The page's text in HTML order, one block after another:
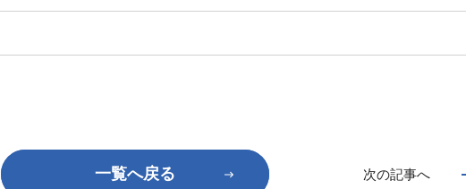
一覧へ戻る 次の記事へ